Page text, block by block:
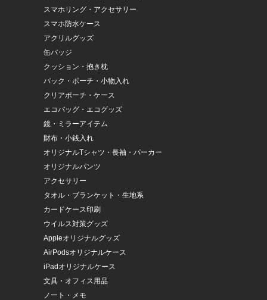
スマホリング・アクセサリー
スマホ防水ケース
アクリルグッズ
缶バッジ
クッション・抱き枕
バック・ポーチ・小物入れ
クリアポーチ・ケース
エコバッグ・エコグッズ
鏡・ミラーアイテム
財布・小銭入れ
オリジナルTシャツ・長袖・パーカー
オリジナルパンツ
アクセサリー
タオル・ブランケット・生地系
カードケース印刷
ウイルス対策グッズ
Appleオリジナルグッズ
AirPodsオリジナルケース
iPadオリジナルケース
文具・オフィス用品
ノート・メモ